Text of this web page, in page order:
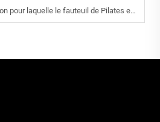
de Pilates est un équipement indispensable pour les studios de fitness modernes ?